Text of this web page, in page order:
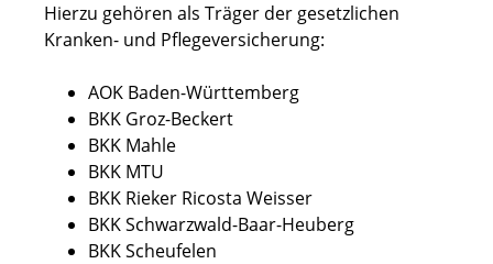
Hierzu gehören als Träger der gesetzlichen
Kranken- und Pflegeversicherung:
AOK Baden-Württemberg
BKK Groz-Beckert
BKK Mahle
BKK MTU
BKK Rieker Ricosta Weisser
BKK Schwarzwald-Baar-Heuberg
BKK Scheufelen